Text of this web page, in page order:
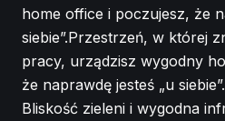
home office i poczujesz, że
siebie”.Przestrzeń, w której
pracy, urządzisz wygodny
że naprawdę jesteś „u siebie”.
Bliskość zieleni i wygodna